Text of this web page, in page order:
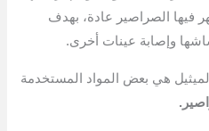
فيها الصراصير عادة، بهدف
وإصابة عينات أخرى.
هي بعض المواد المستخدمة